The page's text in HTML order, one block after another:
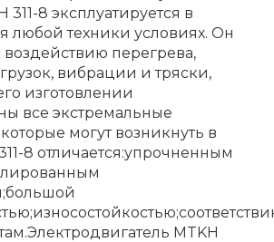
311-8 эксплуатируется в
любой техники условиях. Он
воздействию перегрева,
вибрации и тряски,
изготовлении
все экстремальные
могут возникнуть в
8 отличается:упрочненным
MTKH